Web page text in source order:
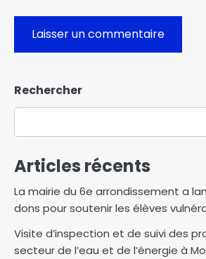
Rechercher
Articles récents
La mairie du 6e arrondissement a
dons pour soutenir les élèves
Visite d’inspection et de suivi des
secteur de l’eau et de l’énergie à